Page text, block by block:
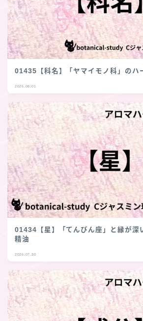
01435【科名】「ヤマイモノ科」のハ
2026.08.01
01434【星】「てんびん座」と縁が深
精油
2026.07.30